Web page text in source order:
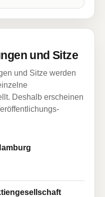
und Sitze
und Sitze werden
Deshalb erscheinen